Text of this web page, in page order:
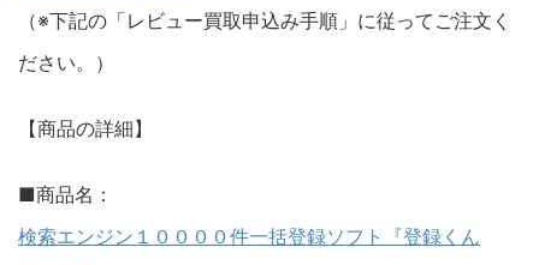
（※下記の「レビュー買取申込み手順」に従ってご注文く
ださい。）
【商品の詳細】
■商品名：
検索エンジン１００００件一括登録ソフト『登録くん